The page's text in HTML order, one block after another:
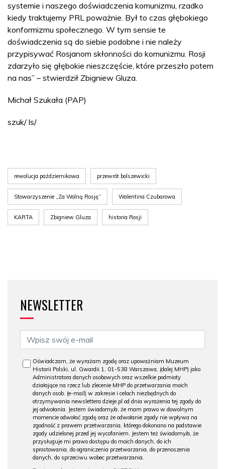
systemie i naszego doświadczenia komunizmu, rzadko
kiedy traktujemy PRL poważnie. Był to czas głębokiego
konformizmu społecznego. W tym sensie te
doświadczenia są do siebie podobne i nie należy
przypisywać Rosjanom skłonności do komunizmu. Rosji
zdarzyło się głębokie nieszczęście, które przeszło potem
na nas” – stwierdził Zbigniew Gluza.
Michał Szukała (PAP)
szuk/ ls/
rewolucja październikowa przewrót bolszewicki
Stowarzyszenie „Za Wolną Rosję” Walentina Czubarowa
KARTA Zbigniew Gluza historia Rosji
NEWSLETTER
Oświadczam, że wyrażam zgodę oraz upoważniam Muzeum
Historii Polski, ul. Gwardii 1, 01-538 Warszawa, (dalej MHP) jako
Administratora danych osobowych oraz wszelkie podmioty
działające na rzecz lub zlecenie MHP do przetwarzania moich
danych osob. (e-mail) w zakresie i celach niezbędnych do
otrzymywania newslettera dzieje.pl od dnia wyrażenia tej zgody do
jej odwołania. Jestem świadomy/a, że mam prawo w dowolnym
momencie odwołać zgodę oraz że odwołanie zgody nie wpływa na
zgodność z prawem przetwarzania, którego dokonano na podstawie
zgody udzielonej przed jej wycofaniem. Jestem też świadomy/a, że
przysługuje mi prawo dostępu do moich danych, do ich
sprostowania, do ograniczenia przetwarzania, do przenoszenia
danych, do sprzeciwu wobec przetwarzania.